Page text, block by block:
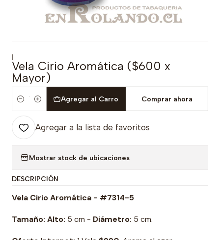
|
Vela Cirio Aromática ($600 x
Mayor)
Cantidad
Agregar al Carro Comprar ahora
Agregar a la lista de favoritos
Mostrar stock de ubicaciones
DESCRIPCIÓN
Vela Cirio Aromática - #7314-5
Tamaño: Alto: 5 cm - Diámetro: 5 cm.